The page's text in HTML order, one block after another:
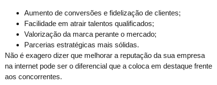
Aumento de conversões e fidelização de clientes;
Facilidade em atrair talentos qualificados;
Valorização da marca perante o mercado;
Parcerias estratégicas mais sólidas.
Não é exagero dizer que melhorar a reputação da sua empresa
na internet pode ser o diferencial que a coloca em destaque frente
aos concorrentes.